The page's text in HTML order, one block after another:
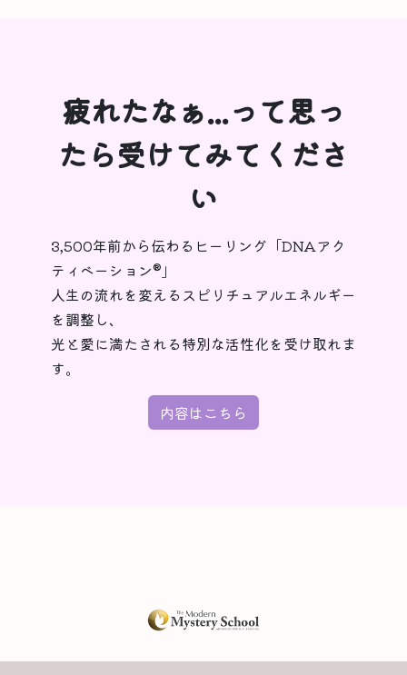
疲れたなぁ...って思っ
たら受けてみてくださ
い
3,500年前から伝わるヒーリング「DNAアク
ティベーション®︎」
人生の流れを変えるスピリチュアルエネルギー
を調整し、
光と愛に満たされる特別な活性化を受け取れま
す。
内容はこちら